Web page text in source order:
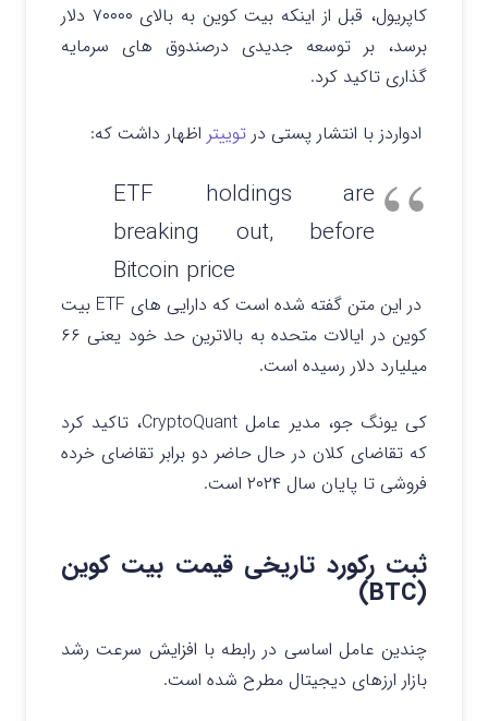
کاپریول، قبل از اینکه بیت کوین به بالای ۷۰۰۰۰ دلار
برسد، بر توسعه جدیدی درصندوق های سرمایه
گذاری تاکید کرد.
ادواردز با انتشار پستی در توییتر اظهار داشت که:
ETF holdings are
breaking out, before
Bitcoin price
در این متن گفته شده است که دارایی های ETF بیت
کوین در ایالات متحده به بالاترین حد خود یعنی ۶۶
میلیارد دلار رسیده است.
کی یونگ جو، مدیر عامل CryptoQuant، تاکید کرد
که تقاضای کلان در حال حاضر دو برابر تقاضای خرده
فروشی تا پایان سال ۲۰۲۴ است.
ثبت رکورد تاریخی قیمت بیت کوین
(BTC)
چندین عامل اساسی در رابطه با افزایش سرعت رشد
بازار ارزهای دیجیتال مطرح شده است.